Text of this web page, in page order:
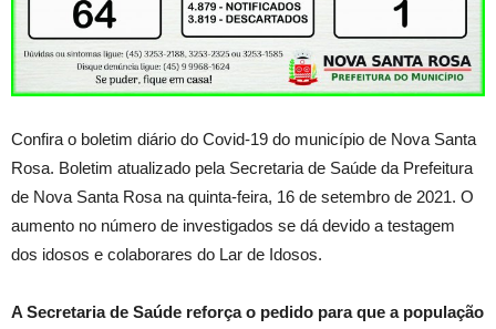
Confira o boletim diário do Covid-19 do município de Nova Santa
Rosa. Boletim atualizado pela Secretaria de Saúde da Prefeitura
de Nova Santa Rosa na quinta-feira, 16 de setembro de 2021. O
aumento no número de investigados se dá devido a testagem
dos idosos e colaborares do Lar de Idosos.
A Secretaria de Saúde reforça o pedido para que a população